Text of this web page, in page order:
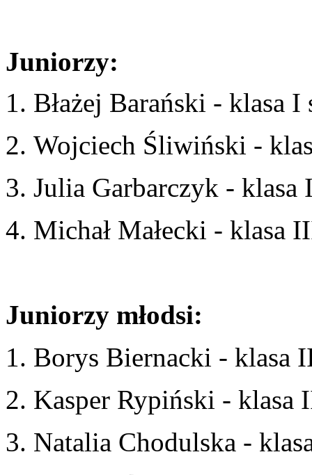
Juniorzy:
1. Błażej Barański - klasa I
2. Wojciech Śliwiński -
3. Julia Garbarczyk - klasa
4. Michał Małecki - klasa
Juniorzy młodsi:
1. Borys Biernacki - klasa
2. Kasper Rypiński - klasa
3. Natalia Chodulska -